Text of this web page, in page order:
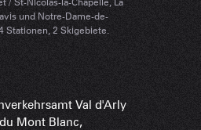
und Notre-Dame-de-
Stationen, 2 Skigebiete.
Val d'Arly
Mont Blanc,